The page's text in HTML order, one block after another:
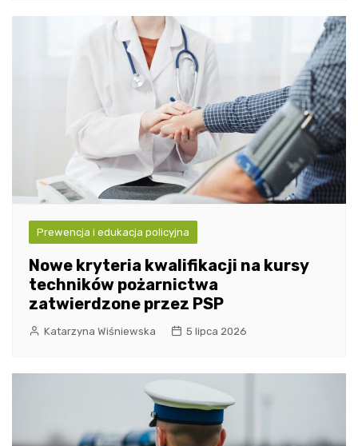
Prewencja i edukacja policyjna
Nowe kryteria kwalifikacji na kursy
techników pożarnictwa
zatwierdzone przez PSP
Katarzyna Wiśniewska 5 lipca 2026